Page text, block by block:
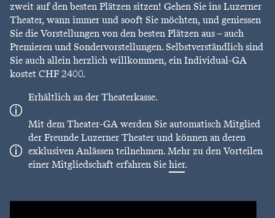
zweit auf den besten Plätzen sitzen! Gehen Sie ins Luzerner
Theater, wann immer und sooft Sie möchten, und geniessen
Sie die Vorstellungen von den besten Plätzen aus – auch
Premieren und Sondervorstellungen. Selbstverständlich sind
Sie auch allein herzlich willkommen, ein Individual-GA
kostet CHF 2400.
Erhältlich an der Theaterkasse.
Mit dem Theater-GA werden Sie automatisch Mitglied
der Freunde Luzerner Theater und können an deren
exklusiven Anlässen teilnehmen. Mehr zu den Vorteilen
einer Mitgliedschaft erfahren Siehier.